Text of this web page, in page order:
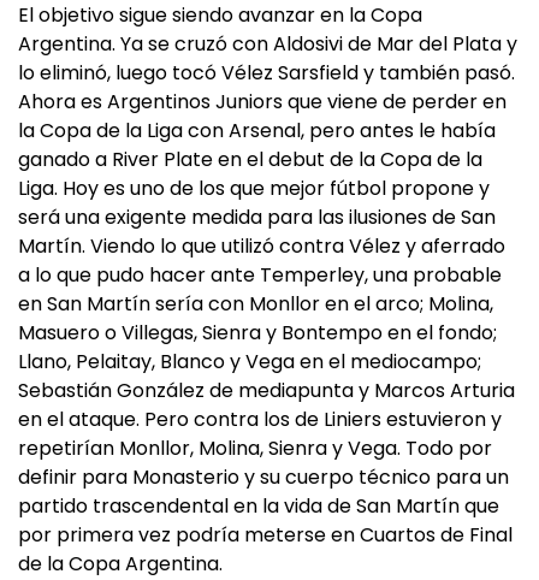
El objetivo sigue siendo avanzar en la Copa
Argentina. Ya se cruzó con Aldosivi de Mar del Plata y
lo eliminó, luego tocó Vélez Sarsfield y también pasó.
Ahora es Argentinos Juniors que viene de perder en
la Copa de la Liga con Arsenal, pero antes le había
ganado a River Plate en el debut de la Copa de la
Liga. Hoy es uno de los que mejor fútbol propone y
será una exigente medida para las ilusiones de San
Martín. Viendo lo que utilizó contra Vélez y aferrado
a lo que pudo hacer ante Temperley, una probable
en San Martín sería con Monllor en el arco; Molina,
Masuero o Villegas, Sienra y Bontempo en el fondo;
Llano, Pelaitay, Blanco y Vega en el mediocampo;
Sebastián González de mediapunta y Marcos Arturia
en el ataque. Pero contra los de Liniers estuvieron y
repetirían Monllor, Molina, Sienra y Vega. Todo por
definir para Monasterio y su cuerpo técnico para un
partido trascendental en la vida de San Martín que
por primera vez podría meterse en Cuartos de Final
de la Copa Argentina.